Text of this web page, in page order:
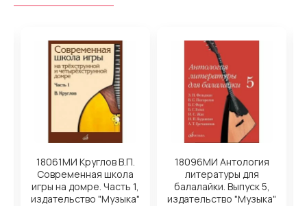
18061МИ Круглов В.П.
Современная школа
игры на домре. Часть 1,
издательство "Музыка"
18096МИ Антология
литературы для
балалайки. Выпуск 5,
издательство "Музыка"